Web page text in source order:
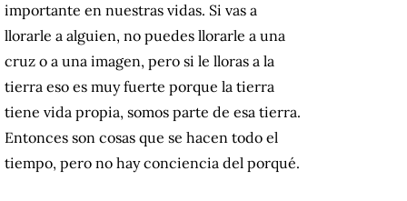
importante en nuestras vidas. Si vas a
llorarle a alguien, no puedes llorarle a una
cruz o a una imagen, pero si le lloras a la
tierra eso es muy fuerte porque la tierra
tiene vida propia, somos parte de esa tierra.
Entonces son cosas que se hacen todo el
tiempo, pero no hay conciencia del porqué.